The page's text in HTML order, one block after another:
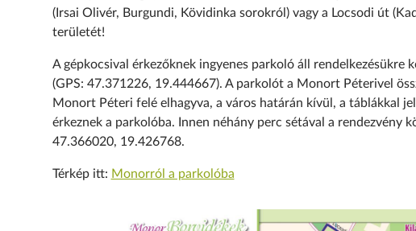
(Irsai Olivér, Burgundi, Kövidinka sorokról) vagy a Locsodi út
területét!
A gépkocsival érkezőknek ingyenes parkoló áll
(GPS: 47.371226, 19.444667). A parkolót a Monort Péterivel
Monort Péteri felé elhagyva, a város határán kívül, a táblákkal
érkeznek a parkolóba. Innen néhány perc sétával a rendezvény
47.366020, 19.426768.
Térkép itt: Monorról a parkolóba